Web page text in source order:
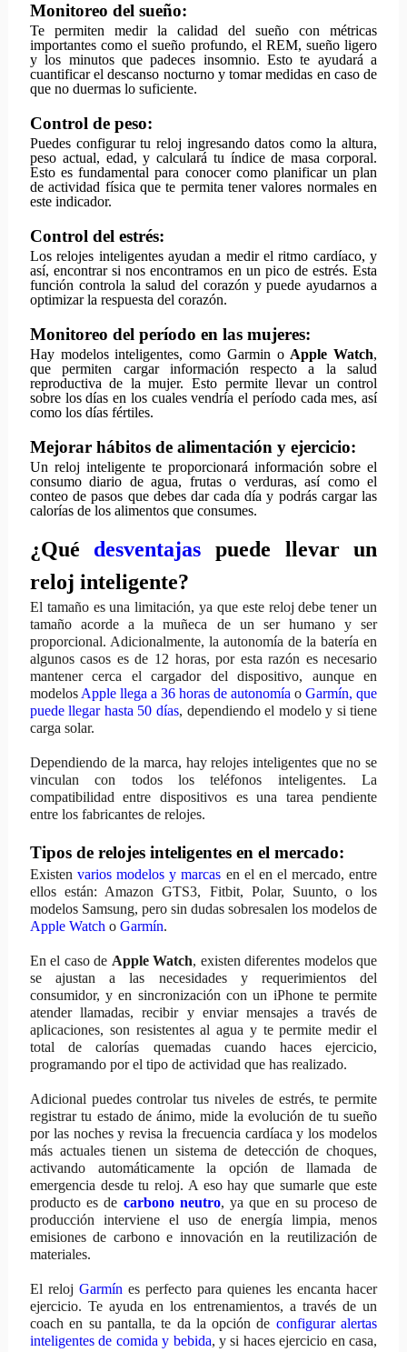
Monitoreo del sueño:
Te permiten medir la calidad del sueño con métricas
importantes como el sueño profundo, el REM, sueño ligero
y los minutos que padeces insomnio. Esto te ayudará a
cuantificar el descanso nocturno y tomar medidas en caso de
que no duermas lo suficiente.
Control de peso:
Puedes configurar tu reloj ingresando datos como la altura,
peso actual, edad, y calculará tu índice de masa corporal.
Esto es fundamental para conocer como planificar un plan
de actividad física que te permita tener valores normales en
este indicador.
Control del estrés:
Los relojes inteligentes ayudan a medir el ritmo cardíaco, y
así, encontrar si nos encontramos en un pico de estrés. Esta
función controla la salud del corazón y puede ayudarnos a
optimizar la respuesta del corazón.
Monitoreo del período en las mujeres:
Hay modelos inteligentes, como Garmin o Apple Watch,
que permiten cargar información respecto a la salud
reproductiva de la mujer. Esto permite llevar un control
sobre los días en los cuales vendría el período cada mes, así
como los días fértiles.
Mejorar hábitos de alimentación y ejercicio:
Un reloj inteligente te proporcionará información sobre el
consumo diario de agua, frutas o verduras, así como el
conteo de pasos que debes dar cada día y podrás cargar las
calorías de los alimentos que consumes.
¿Qué desventajas puede llevar un
reloj inteligente?
El tamaño es una limitación, ya que este reloj debe tener un
tamaño acorde a la muñeca de un ser humano y ser
proporcional. Adicionalmente, la autonomía de la batería en
algunos casos es de 12 horas, por esta razón es necesario
mantener cerca el cargador del dispositivo, aunque en
modelos Apple llega a 36 horas de autonomía oGarmín, que
puede llegar hasta 50 días, dependiendo el modelo y si tiene
carga solar.
Dependiendo de la marca, hay relojes inteligentes que no se
vinculan con todos los teléfonos inteligentes. La
compatibilidad entre dispositivos es una tarea pendiente
entre los fabricantes de relojes.
Tipos de relojes inteligentes en el mercado:
Existenvarios modelos y marcas en el en el mercado, entre
ellos están: Amazon GTS3, Fitbit, Polar, Suunto, o los
modelos Samsung, pero sin dudas sobresalen los modelos de
Apple Watch o Garmín.
En el caso de Apple Watch, existen diferentes modelos que
se ajustan a las necesidades y requerimientos del
consumidor, y en sincronización con un iPhone te permite
atender llamadas, recibir y enviar mensajes a través de
aplicaciones, son resistentes al agua y te permite medir el
total de calorías quemadas cuando haces ejercicio,
programando por el tipo de actividad que has realizado.
Adicional puedes controlar tus niveles de estrés, te permite
registrar tu estado de ánimo, mide la evolución de tu sueño
por las noches y revisa la frecuencia cardíaca y los modelos
más actuales tienen un sistema de detección de choques,
activando automáticamente la opción de llamada de
emergencia desde tu reloj. A eso hay que sumarle que este
producto es de carbono neutro, ya que en su proceso de
producción interviene el uso de energía limpia, menos
emisiones de carbono e innovación en la reutilización de
materiales.
El reloj Garmín es perfecto para quienes les encanta hacer
ejercicio. Te ayuda en los entrenamientos, a través de un
coach en su pantalla, te da la opción de configurar alertas
inteligentes de comida y bebida, y si haces ejercicio en casa,